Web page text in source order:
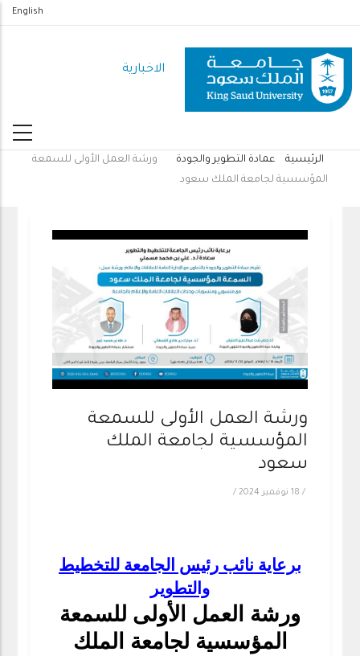
المحتوى
الرئيسي
English
الاخبارية
مسار
الرئيسية عمادة التطوير والجودة
ورشة العمل الأولى للسمعة
المؤسسية لجامعة الملك سعود
ورشة العمل الأولى للسمعة
المؤسسية لجامعة الملك
سعود
/ 18 نوفمبر 2024 /
برعاية نائب رئيس الجامعة للتخطيط
والتطوير
ورشة العمل الأولى للسمعة
المؤسسية لجامعة الملك